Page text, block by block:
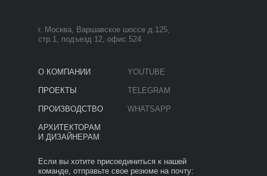
г. Москва, Варшавское шоссе д.125,
стр.1, подъезд 12, офис 524
Если вы хотите присоединиться к нашей
команде, отправьте свое резюме на почту:
WHATSAPP
TELEGRAM
YOUTUBE
АРХИТЕКТОРАМ
И ДИЗАЙНЕРАМ
ПРОИЗВОДСТВО
ПРОЕКТЫ
О КОМПАНИИ